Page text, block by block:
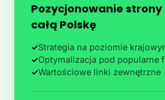
Pozycjonowanie
całą Polskę
✓Strategia na poziomie
✓Optymalizacja pod popularne
✓Wartościowe linki zewnętrzne